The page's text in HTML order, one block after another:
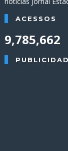
ACESSOS
9,785,662